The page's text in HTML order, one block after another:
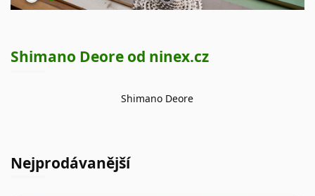
Shimano Deore od ninex.cz
Shimano Deore
Nejprodávanější